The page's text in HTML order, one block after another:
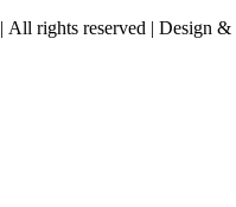
| All rights reserved | Design &